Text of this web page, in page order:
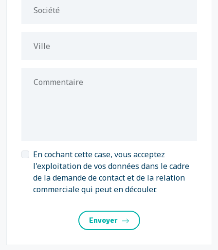
Société
Ville
Commentaire
En cochant cette case, vous acceptez
l'exploitation de vos données dans le cadre
de la demande de contact et de la relation
commerciale qui peut en découler.
Envoyer